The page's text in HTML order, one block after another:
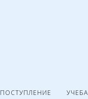
ПОСТУПЛЕНИЕ УЧЕБА